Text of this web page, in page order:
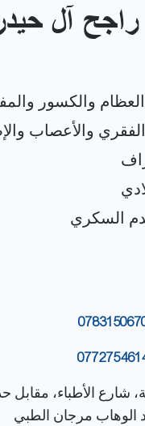
راجح آل
شارع الأطباء،
الوهاب مرجان الطبي